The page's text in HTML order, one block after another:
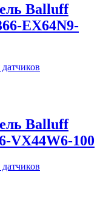
Balluff
EX64N9-
Balluff
VX44W6-100